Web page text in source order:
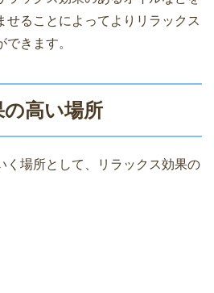
せることによってよりリラックス
きます。
高い場所
く場所として、リラックス効果の